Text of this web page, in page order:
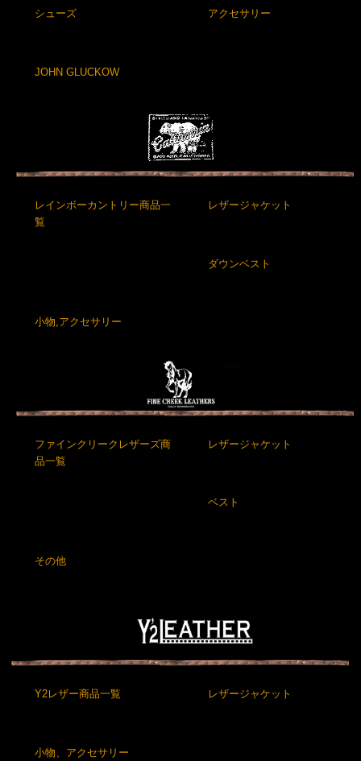
シューズ アクセサリー
JOHN GLUCKOW
レインボーカントリー商品一
覧
レザージャケット
ダウンベスト
小物,アクセサリー
ファインクリークレザーズ商
品一覧
レザージャケット
ベスト
その他
Y2レザー商品一覧 レザージャケット
小物、アクセサリー